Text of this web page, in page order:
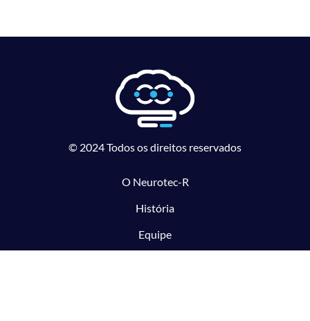
© 2024 Todos os direitos reservados
O Neurotec-R
História
Equipe